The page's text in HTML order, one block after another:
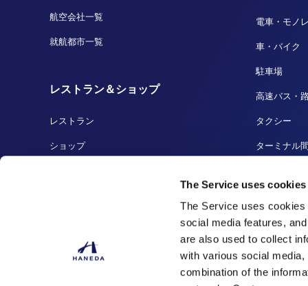
The Service uses cookies
The Service uses
social media features,
are also used to collect
with various social
combination of the
航空会社一覧
就航都市一覧
レストラン＆ショップ
レストラン
ショップ
電車・モノ
車・バイク
駐車場
高速バス・
タクシー
ターミナル